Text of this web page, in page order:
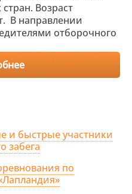
Возраст
В направлении
отборочного
и быстрые участники
забега
по